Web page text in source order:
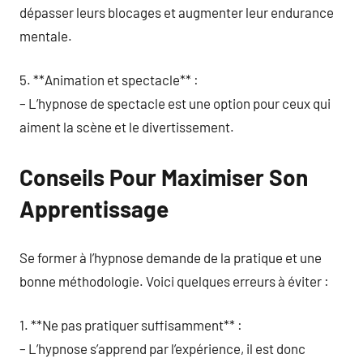
dépasser leurs blocages et augmenter leur endurance
mentale.
5. **Animation et spectacle** :
– L’hypnose de spectacle est une option pour ceux qui
aiment la scène et le divertissement.
Conseils Pour Maximiser Son
Apprentissage
Se former à l’hypnose demande de la pratique et une
bonne méthodologie. Voici quelques erreurs à éviter :
1. **Ne pas pratiquer suffisamment** :
– L’hypnose s’apprend par l’expérience, il est donc